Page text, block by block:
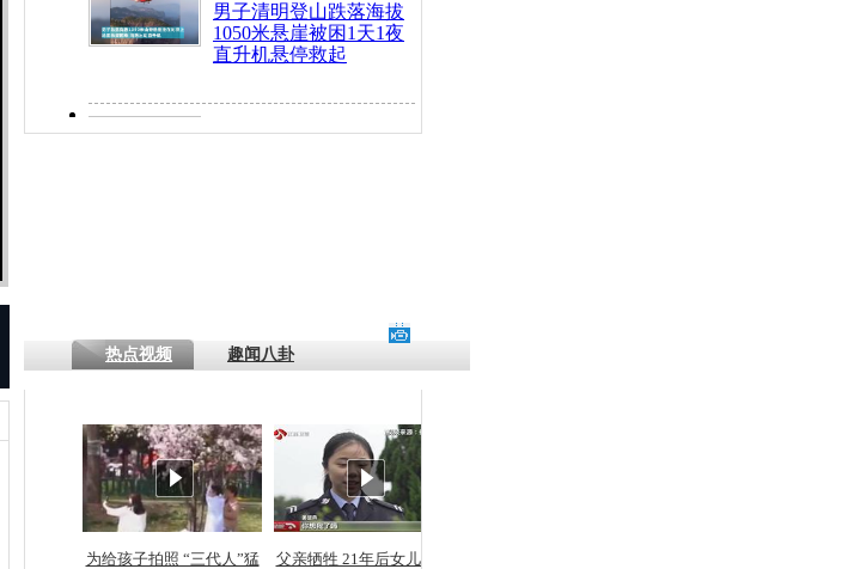
男子清明登山跌落海拔
1050米悬崖被困1天1夜
直升机悬停救起
探访传承四千年传统习
俗：近万民众为娥皇女
英省亲送行
热点视频 趣闻八卦
为给孩子拍照 “三代人”猛
父亲牺牲 21年后女儿从警